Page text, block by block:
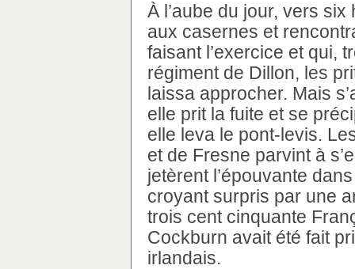
À l’aube du jour, vers
aux casernes et
faisant l’exercice et qui,
régiment de Dillon, les
laissa approcher. Mais
elle prit la fuite et se
elle leva le pont-levis.
et de Fresne parvint à
jetèrent l’épouvante
croyant surpris par une
trois cent cinquante
Cockburn avait été fait
irlandais.